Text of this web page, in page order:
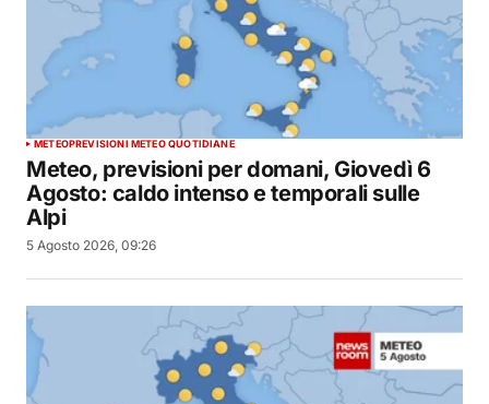
METEOPREVISIONI METEO QUOTIDIANE
Meteo, previsioni per domani, Giovedì 6
Agosto: caldo intenso e temporali sulle
Alpi
5 Agosto 2026, 09:26